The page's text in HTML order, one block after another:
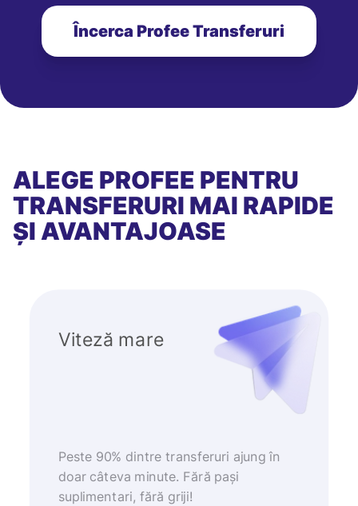
Încerca Profee Transferuri
ALEGE PROFEE PENTRU
TRANSFERURI MAI RAPIDE
ȘI AVANTAJOASE
Viteză mare
Peste 90% dintre transferuri ajung în
doar câteva minute. Fără pași
suplimentari, fără griji!